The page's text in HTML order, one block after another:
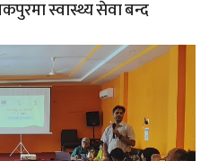
स्वास्थ्य सेवा बन्द